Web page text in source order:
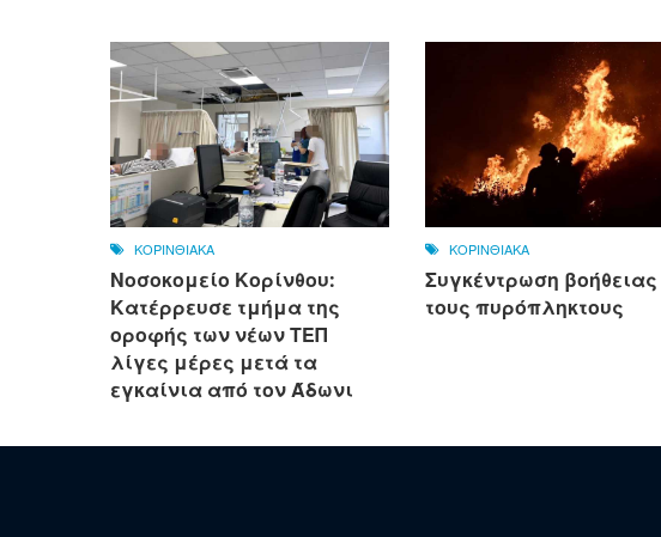
ΚΟΡΙΝΘΙΑΚΑ
Νοσοκομείο Κορίνθου:
Κατέρρευσε τμήμα της
οροφής των νέων ΤΕΠ
λίγες μέρες μετά τα
εγκαίνια από τον Άδωνι
ΚΟΡΙΝΘΙΑΚΑ
Συγκέντρωση
τους πυρόπληκτους